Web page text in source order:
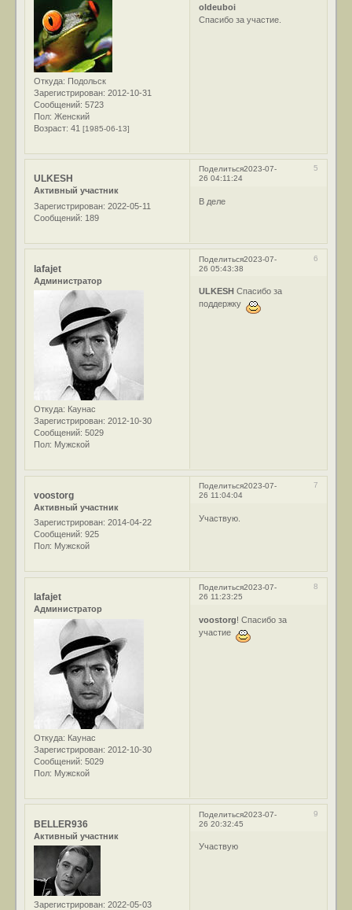
Откуда: Подольск
Зарегистрирован: 2012-10-31
Сообщений: 5723
Пол: Женский
Возраст: 41[1985-06-13]
oldeuboi
Спасибо за участие.
Поделиться 5
2023-07-
26 04:11:24
ULKESH
Активный участник
Зарегистрирован: 2022-05-11
Сообщений: 189
В деле
Поделиться 6
2023-07-
26 05:43:38
lafajet
Администратор
Откуда: Каунас
Зарегистрирован: 2012-10-30
Сообщений: 5029
Пол: Мужской
ULKESH Спасибо за
поддержку
Поделиться 7
2023-07-
26 11:04:04
voostorg
Активный участник
Зарегистрирован: 2014-04-22
Сообщений: 925
Пол: Мужской
Участвую.
Поделиться 8
2023-07-
26 11:23:25
lafajet
Администратор
Откуда: Каунас
Зарегистрирован: 2012-10-30
Сообщений: 5029
Пол: Мужской
voostorg! Спасибо за
участие
Поделиться 9
2023-07-
26 20:32:45
BELLER936
Активный участник
Зарегистрирован: 2022-05-03
Участвую